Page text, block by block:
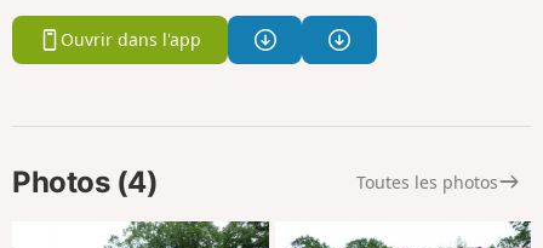
Ouvrir dans l'app
Photos (4) Toutes les photos